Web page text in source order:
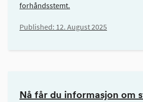
forhåndsstemt.
Published: 12. August 2025
Nå får du informasjon om